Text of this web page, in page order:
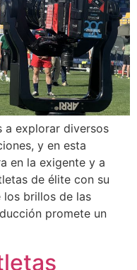
a explorar diversos
y en esta
en la exigente y a
de élite con su
los brillos de las
promete un